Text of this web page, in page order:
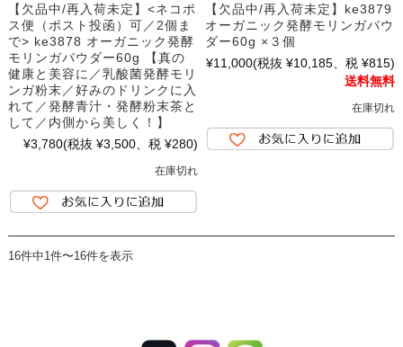
【欠品中/再入荷未定】<ネコポ
ス便（ポスト投函）可／2個ま
で> ke3878 オーガニック発酵
モリンガパウダー60g 【真の
健康と美容に／乳酸菌発酵モリ
ンガ粉末／好みのドリンクに入
れて／発酵青汁・発酵粉末茶と
して／内側から美しく！】
¥3,780(税抜 ¥3,500、税 ¥280)
在庫切れ
【欠品中/再入荷未定】ke3879
オーガニック発酵モリンガパウ
ダー60g ×３個
¥11,000(税抜 ¥10,185、税 ¥815)
送料無料
在庫切れ
16件中1件〜16件を表示